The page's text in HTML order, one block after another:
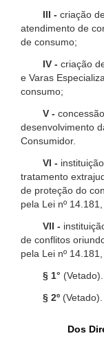
III - criação
atendimento de
de consumo;
IV - criação
e Varas
consumo;
V -
desenvolvimento
Consumidor.
VI -
tratamento
de proteção do
pela Lei nº
VII -
de conflitos
pela Lei nº
§ 1° (Vetado).
§ 2º (Vetado).
Dos